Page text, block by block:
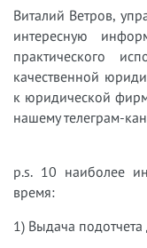
Виталий Ветров,
интересную
практического
качественной
к юридической
нашему телеграм-
p.s. 10 наиболее
время:
1) Выдача